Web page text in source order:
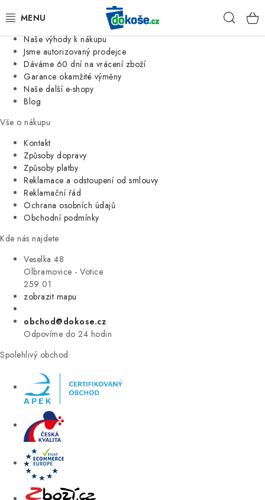
Jsme tradiční česká firma
Naše výhody k nákupu
Jsme autorizovaný prodejce
Dáváme 60 dní na vrácení zboží
Garance okamžité výměny
Naše další e-shopy
Blog
Vše o nákupu
Kontakt
Způsoby dopravy
Způsoby platby
Reklamace a odstoupení od smlouvy
Reklamační řád
Ochrana osobních údajů
Obchodní podmínky
Kde nás najdete
Veselka 48
Olbramovice - Votice
259 01
zobrazit mapu
obchod@dokose.cz
Odpovíme do 24 hodin
Spolehlivý obchod
KOŠE
SÁČKY
KUCHYNĚ
ORGANIZACE
DOMÁCNOST
ÚKLID
VÝPRODEJ
ZNAČKY
Úvod Kontakt Blog
Moje objednávka